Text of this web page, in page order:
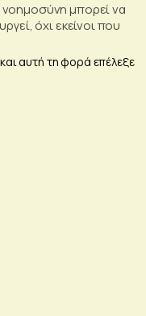
νοημοσύνη μπορεί να
όχι εκείνοι που